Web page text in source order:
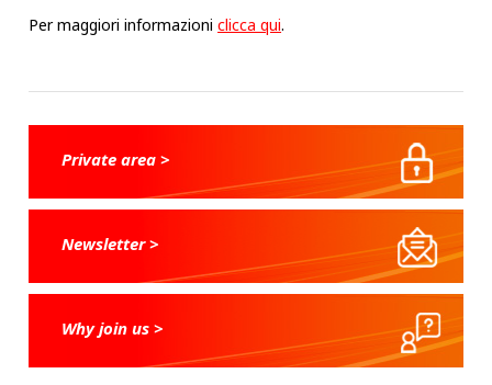
Per maggiori informazioniclicca qui.
Private area >
Newsletter >
Why join us >